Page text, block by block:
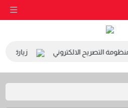
التصريح الالكتروني زيارة